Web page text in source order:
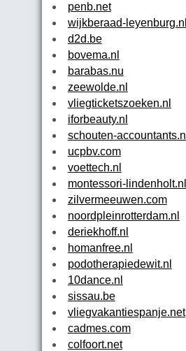
penb.net
wijkberaad-leyenburg.nl
d2d.be
bovema.nl
barabas.nu
zeewolde.nl
vliegticketszoeken.nl
iforbeauty.nl
schouten-accountants.nl
ucpbv.com
voettech.nl
montessori-lindenholt.nl
zilvermeeuwen.com
noordpleinrotterdam.nl
deriekhoff.nl
homanfree.nl
podotherapiedewit.nl
10dance.nl
sissau.be
vliegvakantiespanje.net
cadmes.com
colfoort.net